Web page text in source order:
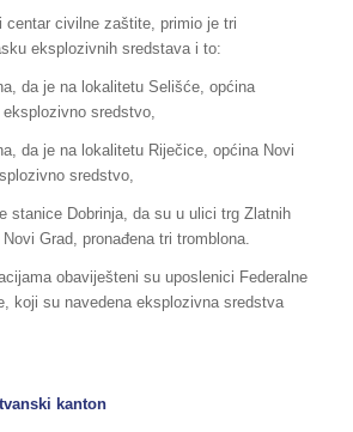
centar civilne zaštite, primio je tri
eksplozivnih sredstava i to:
da je na lokalitetu Selišće, općina
sredstvo,
da je na lokalitetu Riječice, općina Novi
sredstvo,
stanice Dobrinja, da su u ulici trg Zlatnih
Grad, pronađena tri tromblona.
obaviješteni su uposlenici Federalne
koji su navedena eksplozivna sredstva
kanton